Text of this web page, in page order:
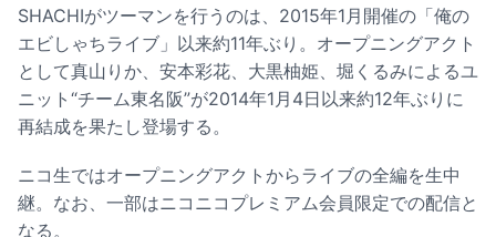
SHACHIがツーマンを行うのは、2015年1月開催の「俺の
エビしゃちライブ」以来約11年ぶり。オープニングアクト
として真山りか、安本彩花、大黒柚姫、堀くるみによるユ
ニット“チーム東名阪”が2014年1月4日以来約12年ぶりに
再結成を果たし登場する。
ニコ生ではオープニングアクトからライブの全編を生中
継。なお、一部はニコニコプレミアム会員限定での配信と
なる。